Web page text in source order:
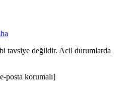
tavsiye değildir. Acil durumlarda
posta korumalı]